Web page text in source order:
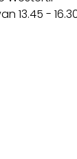
13.45 -